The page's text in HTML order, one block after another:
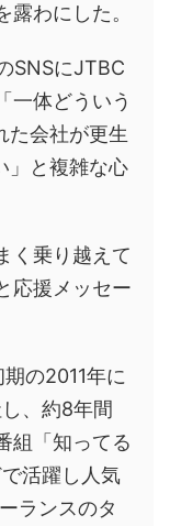
わにした。
SNSにJTBC
一体どういう
た会社が更生
」と複雑な心
く乗り越えて
応援メッセー
の2011年に
、約8年間
組「知ってる
活躍し人気
ランスのタ